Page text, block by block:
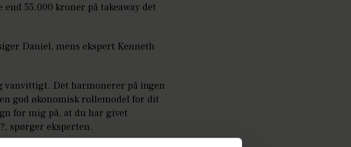
55.000 kroner på takeaway det
Daniel, mens ekspert Kenneth
vanvittigt. Det harmonerer på ingen
god økonomisk rollemodel for dit
for mig på, at du har givet
spørger eksperten.